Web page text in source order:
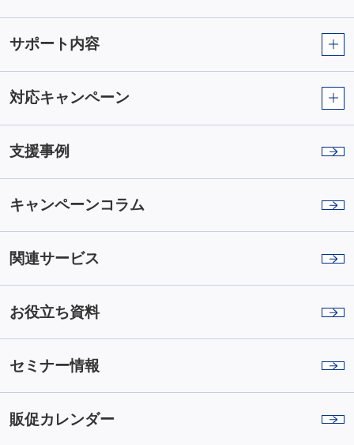
サポート内容
対応キャンペーン
支援事例
キャンペーンコラム
関連サービス
お役立ち資料
セミナー情報
販促カレンダー